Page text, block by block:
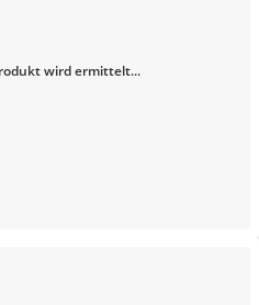
wird ermittelt...